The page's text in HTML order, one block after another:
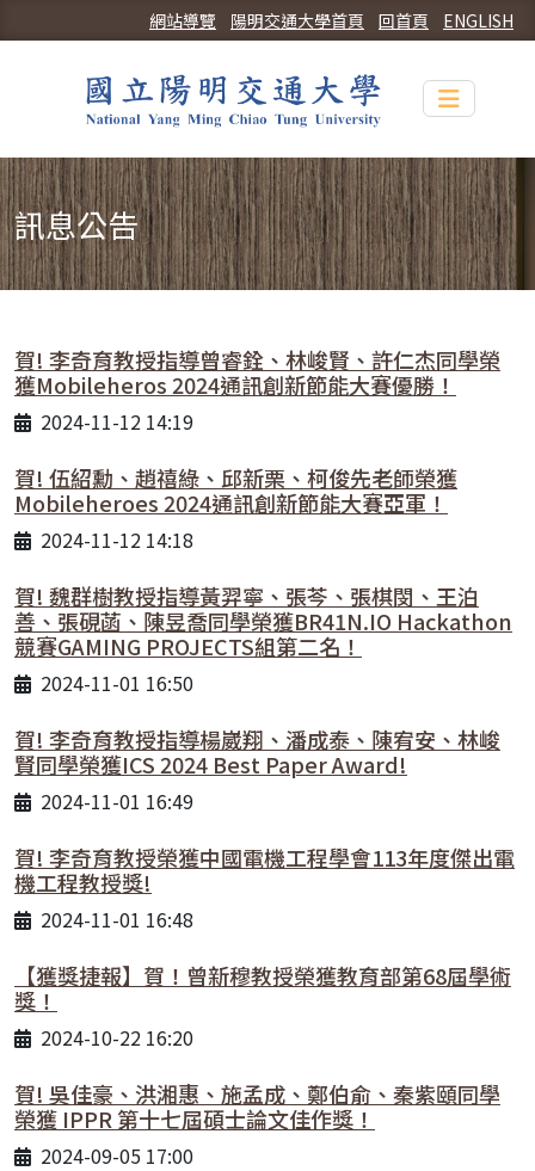
ENGLISH
回首頁
陽明交通大學首頁
網站導覽
Toggle
訊息公告
賀! 李奇育教授指導曾睿銓、林峻賢、許仁杰同學榮
獲Mobileheros 2024通訊創新節能大賽優勝！
2024-11-12 14:19
賀! 伍紹勳、趙禧綠、邱新栗、柯俊先老師榮獲
Mobileheroes 2024通訊創新節能大賽亞軍！
2024-11-12 14:18
賀! 魏群樹教授指導黃羿寧、張芩、張棋閔、王泊
善、張硯菡、陳昱喬同學榮獲BR41N.IO Hackathon
競賽GAMING PROJECTS組第二名！
2024-11-01 16:50
賀! 李奇育教授指導楊崴翔、潘成泰、陳宥安、林峻
賢同學榮獲ICS 2024 Best Paper Award!
2024-11-01 16:49
賀! 李奇育教授榮獲中國電機工程學會113年度傑出電
機工程教授獎!
2024-11-01 16:48
【獲獎捷報】賀！曾新穆教授榮獲教育部第68屆學術
獎！
2024-10-22 16:20
賀! 吳佳豪、洪湘惠、施孟成、鄭伯俞、秦紫頤同學
榮獲 IPPR 第十七屆碩士論文佳作獎！
2024-09-05 17:00